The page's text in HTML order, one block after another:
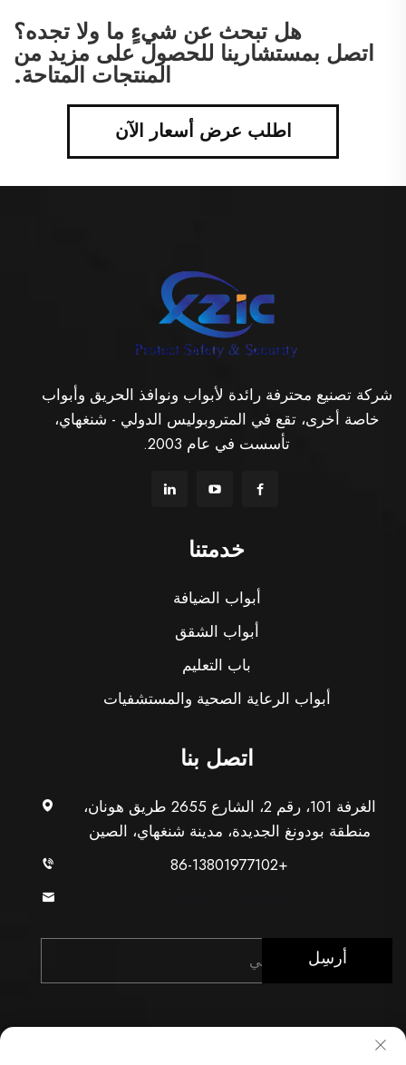
هل تبحث عن شيءٍ ما ولا تجده؟
اتصل بمستشارينا للحصول على مزيد من
المنتجات المتاحة.
اطلب عرض أسعار الآن
شركة تصنيع محترفة رائدة لأبواب ونوافذ الحريق وأبواب
خاصة أخرى، تقع في المتروبوليس الدولي - شنغهاي،
تأسست في عام 2003.
خدمتنا
أبواب الضيافة
أبواب الشقق
باب التعليم
أبواب الرعاية الصحية والمستشفيات
اتصل بنا
الغرفة 101، رقم 2، الشارع 2655 طريق هونان،
منطقة بودونغ الجديدة، مدينة شنغهاي، الصين
+86-13801977102
أرسِل